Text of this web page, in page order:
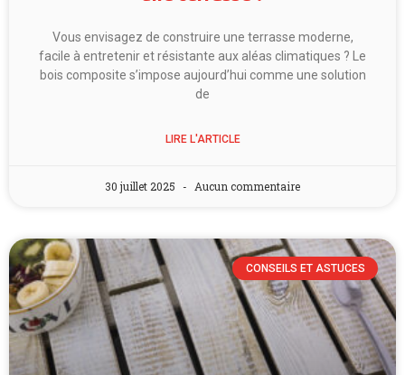
Vous envisagez de construire une terrasse moderne,
facile à entretenir et résistante aux aléas climatiques ? Le
bois composite s’impose aujourd’hui comme une solution
de
LIRE L'ARTICLE
30 juillet 2025 Aucun commentaire
CONSEILS ET ASTUCES